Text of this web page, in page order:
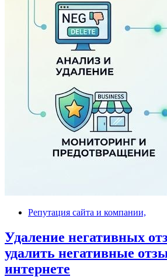
Репутация сайта и компании,
Удаление негативных
удалить негативные
интернете